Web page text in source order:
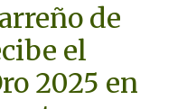
de
el
2025 en